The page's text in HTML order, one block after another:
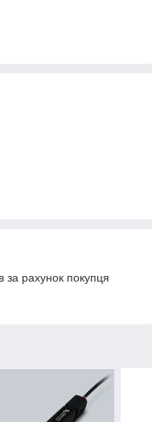
за рахунок покупця